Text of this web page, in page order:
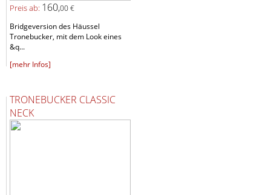
Preis ab: 160,00 €
Bridgeversion des Häussel
Tronebucker, mit dem Look eines
&q...
[mehr Infos]
TRONEBUCKER CLASSIC
NECK